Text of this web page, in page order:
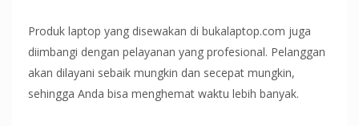
Produk laptop yang disewakan di bukalaptop.com juga
diimbangi dengan pelayanan yang profesional. Pelanggan
akan dilayani sebaik mungkin dan secepat mungkin,
sehingga Anda bisa menghemat waktu lebih banyak.